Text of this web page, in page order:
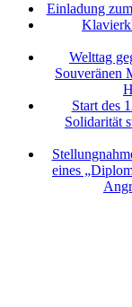
Einladung
Welttag
Souveränen
Start des
Solidarität
eines